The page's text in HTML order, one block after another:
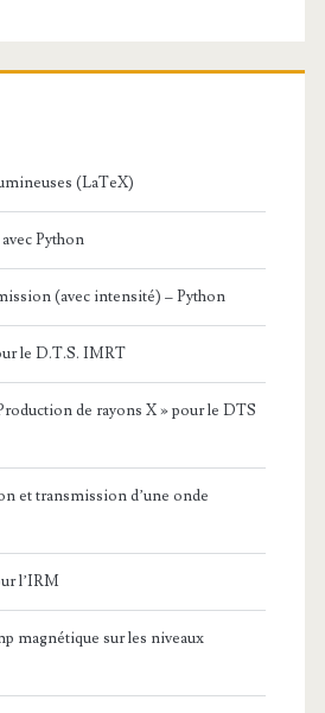
(LaTeX)
Python
(avec intensité) – Python
le D.T.S. IMRT
de rayons X » pour le DTS
et transmission d’une onde
l’IRM
magnétique sur les niveaux